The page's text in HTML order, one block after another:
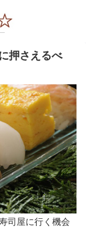
押さえるべ
司屋に行く機会